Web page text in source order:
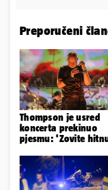
Preporučeni
Thompson je usred
koncerta prekinuo
pjesmu: 'Zovite